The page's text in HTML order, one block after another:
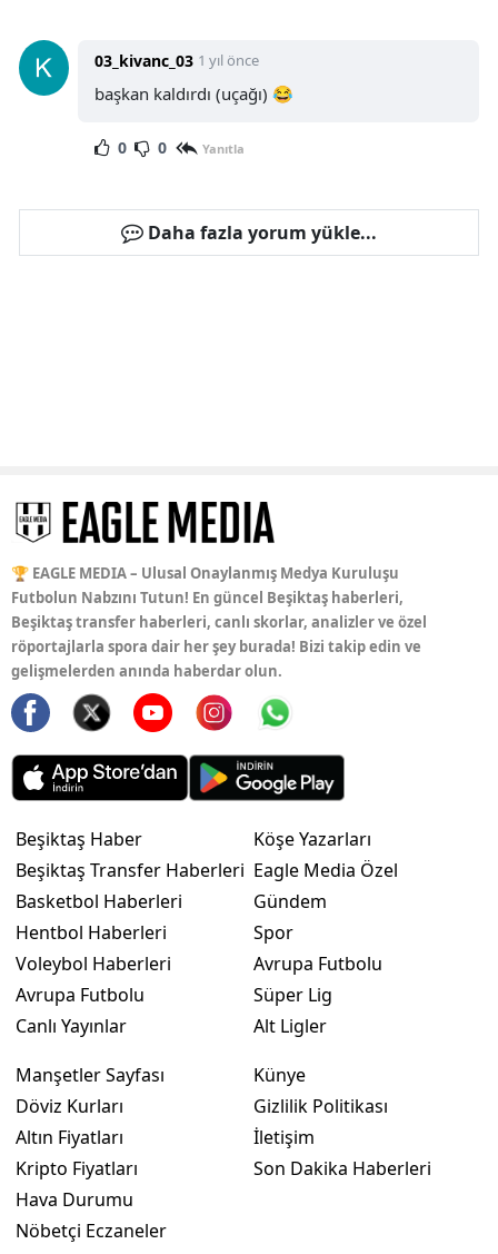
03_kivanc_03 1 yıl önce
başkan kaldırdı (uçağı) 😂
0 0 Yanıtla
Daha fazla yorum yükle...
🏆 EAGLE MEDIA – Ulusal Onaylanmış Medya Kuruluşu
Futbolun Nabzını Tutun! En güncel Beşiktaş haberleri,
Beşiktaş transfer haberleri, canlı skorlar, analizler ve özel
röportajlarla spora dair her şey burada! Bizi takip edin ve
gelişmelerden anında haberdar olun.
Beşiktaş Haber
Beşiktaş Transfer Haberleri
Basketbol Haberleri
Hentbol Haberleri
Voleybol Haberleri
Avrupa Futbolu
Canlı Yayınlar
Köşe Yazarları
Eagle Media Özel
Gündem
Spor
Avrupa Futbolu
Süper Lig
Alt Ligler
Manşetler Sayfası
Döviz Kurları
Altın Fiyatları
Kripto Fiyatları
Hava Durumu
Nöbetçi Eczaneler
Künye
Gizlilik Politikası
İletişim
Son Dakika Haberleri